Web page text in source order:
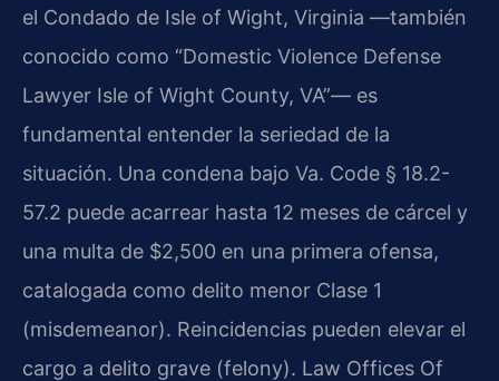
el Condado de Isle of Wight, Virginia —también
conocido como “Domestic Violence Defense
Lawyer Isle of Wight County, VA”— es
fundamental entender la seriedad de la
situación. Una condena bajo Va. Code § 18.2-
57.2 puede acarrear hasta 12 meses de cárcel y
una multa de $2,500 en una primera ofensa,
catalogada como delito menor Clase 1
(misdemeanor). Reincidencias pueden elevar el
cargo a delito grave (felony). Law Offices Of